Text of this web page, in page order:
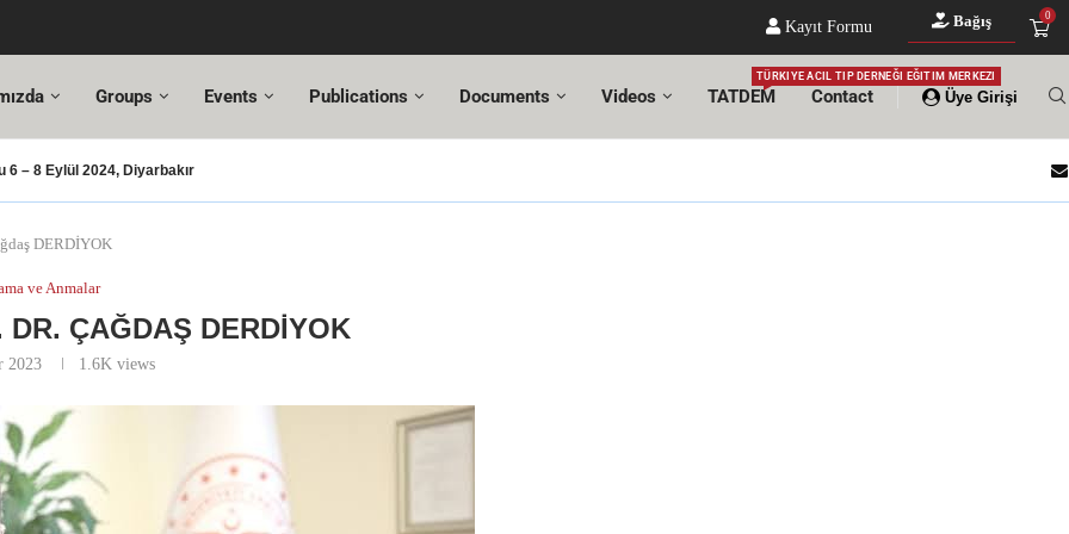
Kayıt Formu Bağış 0
Groups Events Publications Documents Videos TATDEM
TÜRKIYE ACIL TIP DERNEĞI EĞITIM MERKEZI
Contact Üye Girişi
6 – 8 Eylül 2024, Diyarbakır
DERDİYOK
ve Anmalar
ÇAĞDAŞ DERDİYOK
2023 1.6Kviews